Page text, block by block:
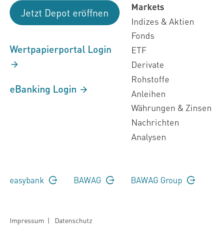
Jetzt Depot eröffnen
Wertpapierportal Login
eBanking Login
Markets
Indizes & Aktien
Fonds
ETF
Derivate
Rohstoffe
Anleihen
Währungen & Zinsen
Nachrichten
Analysen
easybank BAWAG BAWAG Group
Impressum | Datenschutz